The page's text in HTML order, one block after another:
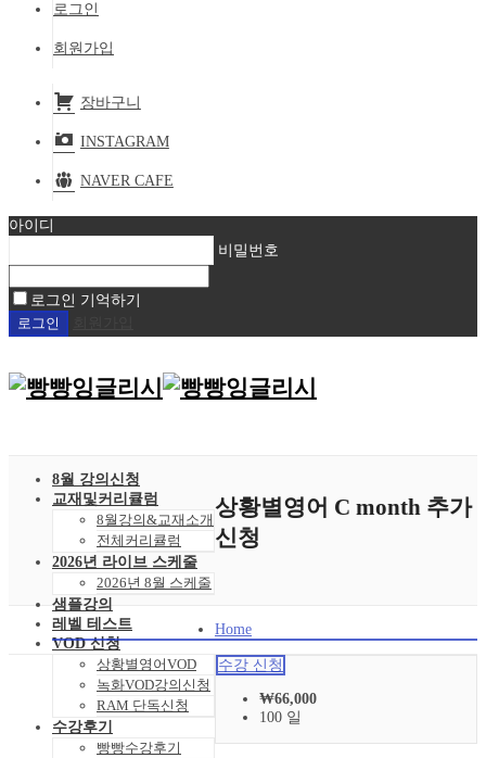
로그인
회원가입
장바구니
INSTAGRAM
NAVER CAFE
아이디
비밀번호
로그인 기억하기
8월 강의신청
교재및커리큘럼
8월강의&교재소개
전체커리큘럼
2026년 라이브 스케줄
2026년 8월 스케줄
샘플강의
레벨 테스트
VOD 신청
상황별영어VOD
녹화VOD강의신청
RAM 단독신청
수강후기
빵빵수강후기
상황별영어 C month 추가
신청
Home
수강 신청
₩66,000
100 일